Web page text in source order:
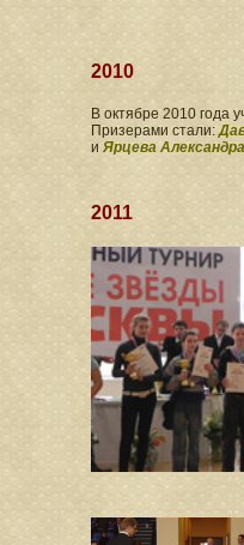
2010
В октябре 2010 года
Призерами стали:
и Ярцева Александра
2011